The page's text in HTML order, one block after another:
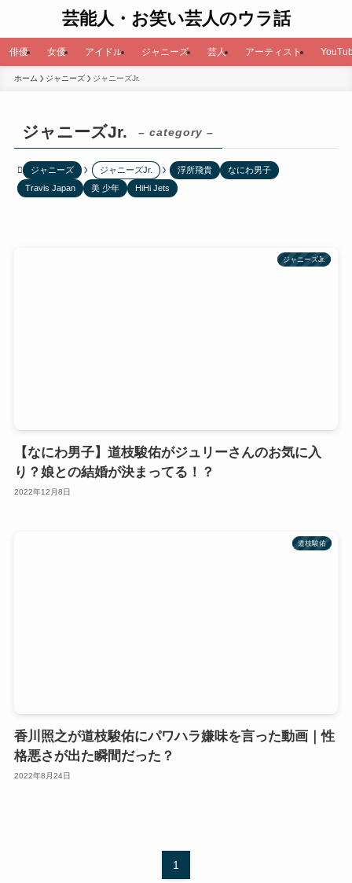
芸能人・お笑い芸人のウラ話
俳優 女優 アイドル ジャニーズ 芸人 アーティスト
ホーム ジャニーズ ジャニーズJr.
ジャニーズJr. – category –
ジャニーズ ジャニーズJr. 浮所飛貴
なにわ男子
Travis Japan
美 少年 HiHi Jets
ジャニーズJr.
【なにわ男子】道枝駿佑がジュリーさんのお気に入
り？娘との結婚が決まってる！？
2022年12月8日
道枝駿佑
香川照之が道枝駿佑にパワハラ嫌味を言った動画｜性
格悪さが出た瞬間だった？
2022年8月24日
1